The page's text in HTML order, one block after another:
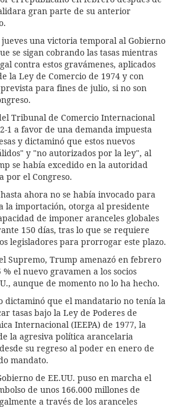
gran parte de su anterior
una victoria temporal al Gobierno
se sigan cobrando las tasas mientras
contra estos gravámenes, aplicados
la Ley de Comercio de 1974 y con
para fines de julio, si no son
Tribunal de Comercio Internacional
1 a favor de una demanda impuesta
y dictaminó que estos nuevos
y "no autorizados por la ley", al
se había excedido en la autoridad
por el Congreso.
ahora no se había invocado para
la importación, otorga al presidente
de imponer aranceles globales
150 días, tras lo que se requiere
legisladores para prorrogar este plazo.
Supremo, Trump amenazó en febrero
el nuevo gravamen a los socios
aunque de momento no lo ha hecho.
dictaminó que el mandatario no tenía la
tasas bajo la Ley de Poderes de
Internacional (IEEPA) de 1977, la
la agresiva política arancelaria
su regreso al poder en enero de
mandato.
de EE.UU. puso en marcha el
de unos 166.000 millones de
a través de los aranceles